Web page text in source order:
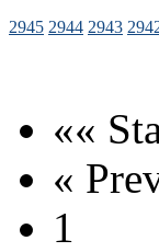
2945 2944 2943
««
«
1